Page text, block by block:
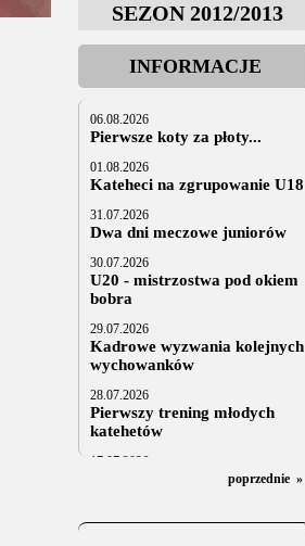
SEZON 2012/2013
INFORMACJE
06.08.2026
Pierwsze koty za płoty...
01.08.2026
Kateheci na zgrupowanie U18
31.07.2026
Dwa dni meczowe juniorów
30.07.2026
U20 - mistrzostwa pod okiem
bobra
29.07.2026
Kadrowe wyzwania kolejnych
wychowanków
28.07.2026
Pierwszy trening młodych
katehetów
17.07.2026
U20: z kraju i z zagranicy
Za trzy tygodnie na lód
poprzednie »